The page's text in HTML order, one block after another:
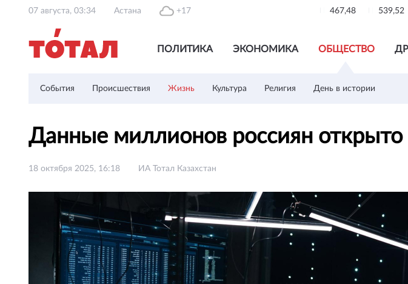
07 августа, 03:34 Астана +17 467,48 539,52
ПОЛИТИКА ЭКОНОМИКА ОБЩЕСТВО
События Происшествия Жизнь Культура Религия День в истории
Данные миллионов россиян открыто
18 октября 2025, 16:18 ИА Тотал Казахстан